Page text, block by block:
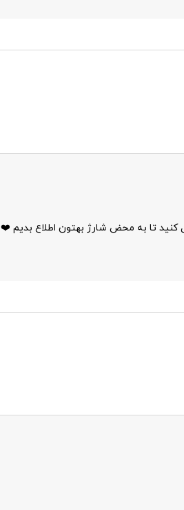
کنید تا به محض شارژ بهتون اطلاع بدیم ❤️